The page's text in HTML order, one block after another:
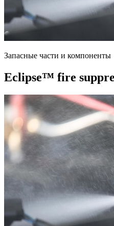
Запасные части и компоненты
Eclipse™ fire